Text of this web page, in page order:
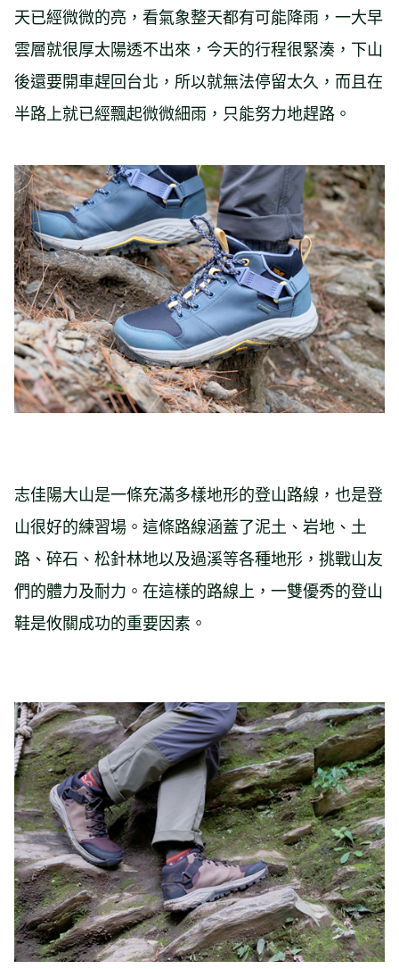
天已經微微的亮，看氣象整天都有可能降雨，一大早
雲層就很厚太陽透不出來，今天的行程很緊湊，下山
後還要開車趕回台北，所以就無法停留太久，而且在
半路上就已經飄起微微細雨，只能努力地趕路。
志佳陽大山是一條充滿多樣地形的登山路線，也是登
山很好的練習場。這條路線涵蓋了泥土、岩地、土
路、碎石、松針林地以及過溪等各種地形，挑戰山友
們的體力及耐力。在這樣的路線上，一雙優秀的登山
鞋是攸關成功的重要因素。